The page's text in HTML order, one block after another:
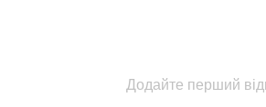
Додайте перший